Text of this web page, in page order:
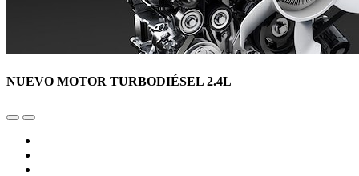
NUEVO MOTOR TURBODIÉSEL 2.4L